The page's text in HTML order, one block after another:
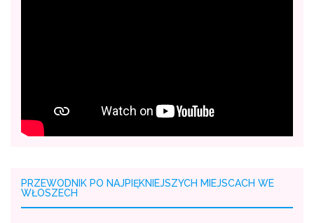
PRZEWODNIK PO NAJPIĘKNIEJSZYCH MIEJSCACH WE
WŁOSZECH